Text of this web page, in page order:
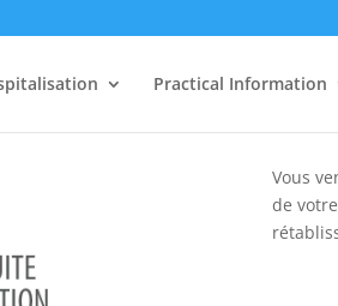
Practical Information
Vous
de